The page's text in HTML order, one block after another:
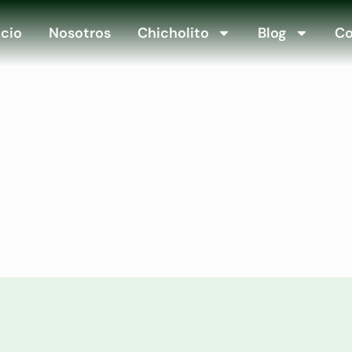
Nosotros Chicholito Blog